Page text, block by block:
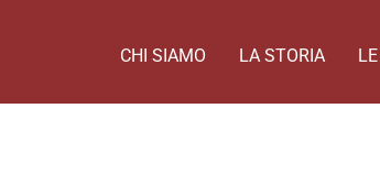
CHI SIAMO LA STORIA